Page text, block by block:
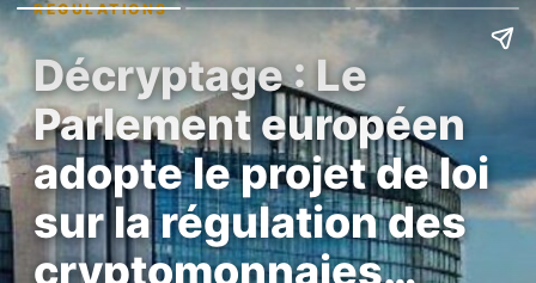
REGULATIONS
Décryptage : Le
Parlement européen
adopte le projet de loi
sur la régulation des
cryptomonnaies…